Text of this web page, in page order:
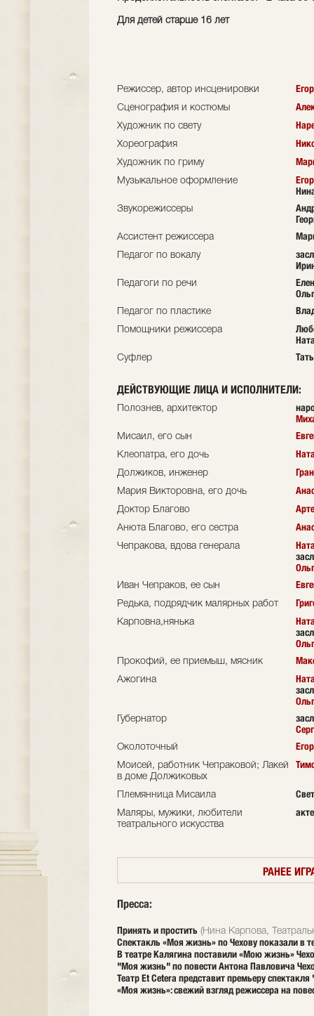
Для детей старше 16 лет
Режиссер, автор инсценировки
Сценография и костюмы
Художник по свету
Хореография
Художник по гриму
Музыкальное оформление
Звукорежиссеры
Ассистент режиссера
Педагог по вокалу
Педагоги по речи
Педагог по пластике
Помощники режиссера
Суфлер
ДЕЙСТВУЮЩИЕ ЛИЦА И ИСПОЛНИТЕЛИ:
Полознев, архитектор
Мисаил, его сын
Клеопатра, его дочь
Должиков, инженер
Мария Викторовна, его дочь
Доктор Благово
Анюта Благово, его сестра
Чепракова, вдова генерала
Иван Чепраков, ее сын
Редька, подрядчик малярных работ
Карповна,нянька
Прокофий, ее приемыш, мясник
Ажогина
Губернатор
Околоточный
Моисей, работник Чепраковой; Лакей
в доме Должиковых
Племянница Мисаила
Маляры, мужики, любители
театрального искусства
РАНЕЕ
Пресса:
Принять и простить (Нина Карпова,
Спектакль «Моя жизнь» по Чехову показали в
В театре Калягина поставили «Мою жизнь»
"Моя жизнь" по повести Антона Павловича
Театр Et Cetera представит премьеру
«Моя жизнь»: свежий взгляд режиссера на